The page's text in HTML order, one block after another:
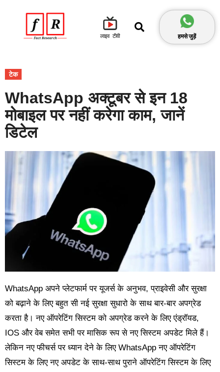
लाइव टीवी हमसे जुड़ें
टेक
WhatsApp अक्टूबर से इन 18
मोबाइल पर नहीं करेगा काम, जानें
डिटेल
WhatsApp अपने प्लेटफार्म पर यूजर्स के अनुभव, प्राइवेसी और सुरक्षा
को बढ़ाने के लिए बहुत सी नई सुरक्षा सुधारो के साथ बार-बार अपग्रेड
करता है। नए ऑपरेटिंग सिस्टम को अपग्रेड करने के लिए एंड्रॉयड,
IOS और वेब समेत सभी पर मासिक रूप से नए सिस्टम अपडेट मिले हैं।
लेकिन नए फीचर्स पर ध्यान देने के लिए WhatsApp नए ऑपरेटिंग
सिस्टम के लिए नए अपडेट के साथ-साथ पुराने ऑपरेटिंग सिस्टम के लिए